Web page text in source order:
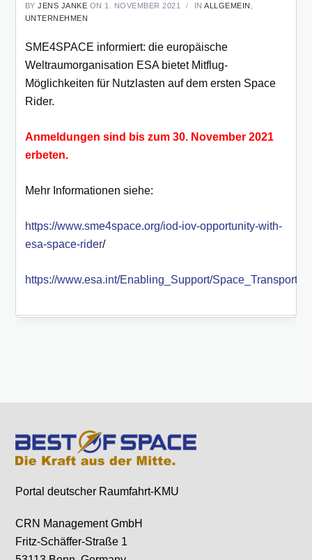
BY JENS JANKE ON 1. NOVEMBER 2021 IN ALLGEMEIN
UNTERNEHMEN
SME4SPACE informiert: die europäische
Weltraumorganisation ESA bietet Mitflug-
Möglichkeiten für Nutzlasten auf dem ersten Space
Rider.
Anmeldungen sind bis zum 30. November 2021
erbeten.
Mehr Informationen siehe:
https://www.sme4space.org/iod-iov-opportunity-with-
esa-space-rider/
https://www.esa.int/Enabling_Support/
Portal deutscher Raumfahrt-KMU
CRN Management GmbH
Fritz-Schäffer-Straße 1